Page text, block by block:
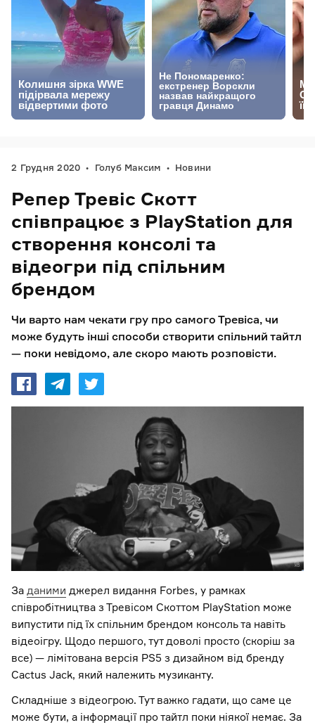
2 Грудня 2020 Голуб Максим Новини
Репер Тревіс Скотт
співпрацює з PlayStation для
створення консолі та
відеогри під спільним
брендом
Чи варто нам чекати гру про самого Тревіса, чи
може будуть інші способи створити спільний тайтл
— поки невідомо, але скоро мають розповісти.
За даними джерел видання Forbes, у рамках
співробітництва з Тревісом Скоттом PlayStation може
випустити під їх спільним брендом консоль та навіть
відеоігру. Щодо першого, тут доволі просто (скоріш за
все) — лімітована версія PS5 з дизайном від бренду
Cactus Jack, який належить музиканту.
Складніше з відеогрою. Тут важко гадати, що саме це
може бути, а інформації про тайтл поки ніякої немає. За